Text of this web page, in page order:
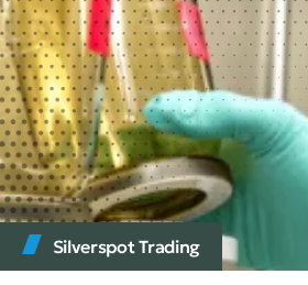
Silverspot Trading